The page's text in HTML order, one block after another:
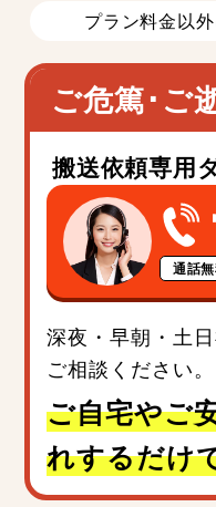
プラン料金以
ご危篤･ご
搬送依頼専用
通話
深夜・早朝・土
ご相談ください。
ご自宅やご
れするだけ